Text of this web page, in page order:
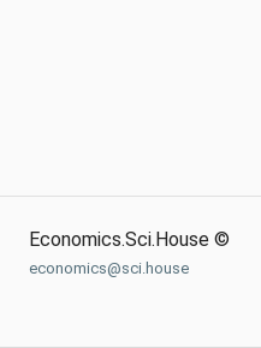
Economics.Sci.House ©
economics@sci.house